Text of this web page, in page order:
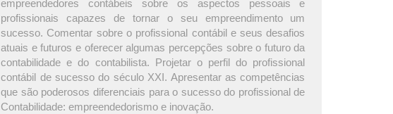
empreendedores contábeis sobre os aspectos pessoais e
profissionais capazes de tornar o seu empreendimento um
sucesso. Comentar sobre o profissional contábil e seus desafios
atuais e futuros e oferecer algumas percepções sobre o futuro da
contabilidade e do contabilista. Projetar o perfil do profissional
contábil de sucesso do século XXI. Apresentar as competências
que são poderosos diferenciais para o sucesso do profissional de
Contabilidade: empreendedorismo e inovação.